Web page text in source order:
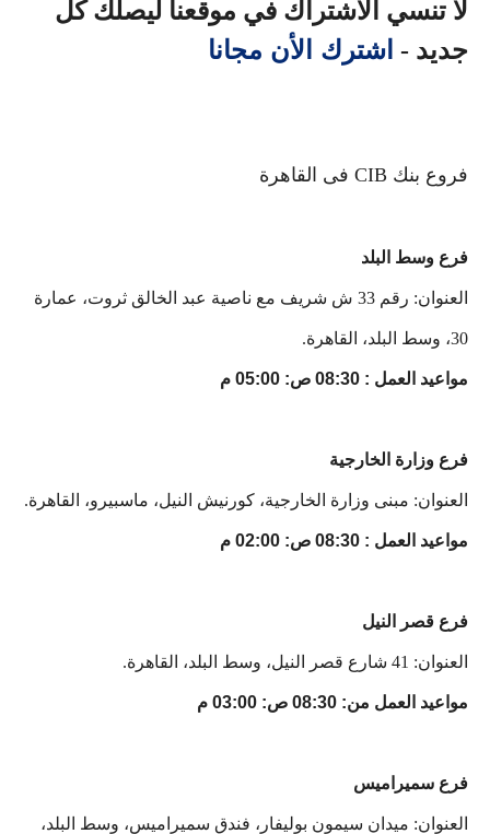
لا تنسي الأشتراك في موقعنا ليصلك كل
جديد - اشترك الأن مجانا
فروع بنك CIB فى القاهرة
فرع وسط البلد
العنوان: رقم 33 ش شريف مع ناصية عبد الخالق ثروت، عمارة
30، وسط البلد، القاهرة.
مواعيد العمل : 08:30 ص: 05:00 م
فرع وزارة الخارجية
العنوان: مبنى وزارة الخارجية، كورنيش النيل، ماسبيرو، القاهرة.
مواعيد العمل : 08:30 ص: 02:00 م
فرع قصر النيل
العنوان: 41 شارع قصر النيل، وسط البلد، القاهرة.
مواعيد العمل من: 08:30 ص: 03:00 م
فرع سميراميس
العنوان: ميدان سيمون بوليفار، فندق سميراميس، وسط البلد،